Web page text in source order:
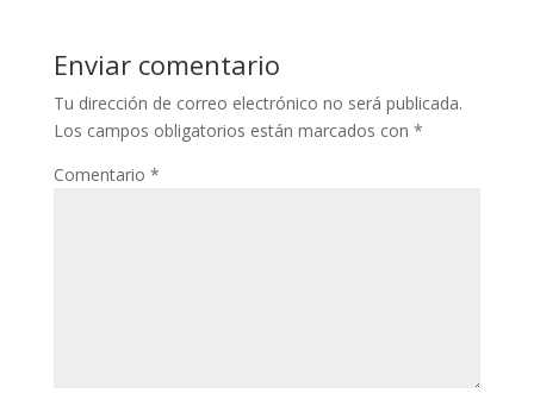
Enviar comentario
Tu dirección de correo electrónico no será publicada.
Los campos obligatorios están marcados con *
Comentario *